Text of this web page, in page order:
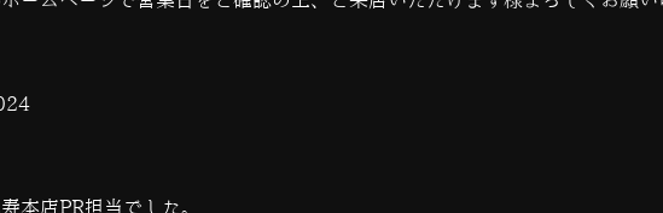
本店PR担当でした。